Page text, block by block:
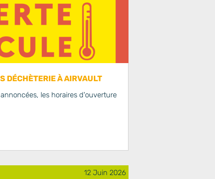
DÉCHÈTERIE À AIRVAULT
les horaires d'ouverture
12 Juin 2026